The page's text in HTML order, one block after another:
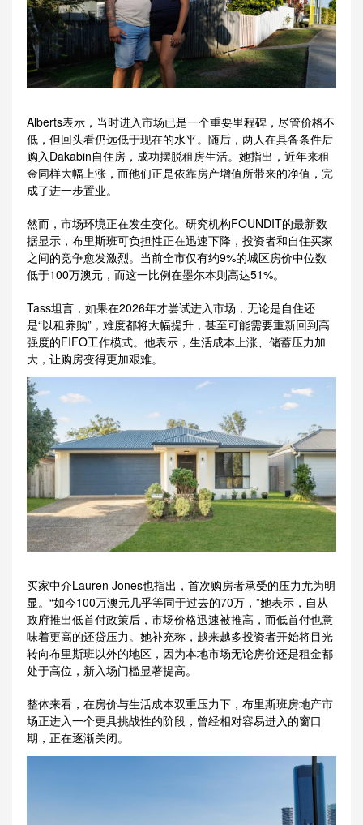
Alberts表示，当时进入市场已是一个重要里程碑，尽管价格不
低，但回头看仍远低于现在的水平。随后，两人在具备条件后
购入Dakabin自住房，成功摆脱租房生活。她指出，近年来租
金同样大幅上涨，而他们正是依靠房产增值所带来的净值，完
成了进一步置业。
然而，市场环境正在发生变化。研究机构FOUNDIT的最新数
据显示，布里斯班可负担性正在迅速下降，投资者和自住买家
之间的竞争愈发激烈。当前全市仅有约9%的城区房价中位数
低于100万澳元，而这一比例在墨尔本则高达51%。
Tass坦言，如果在2026年才尝试进入市场，无论是自住还
是“以租养购”，难度都将大幅提升，甚至可能需要重新回到高
强度的FIFO工作模式。他表示，生活成本上涨、储蓄压力加
大，让购房变得更加艰难。
买家中介Lauren Jones也指出，首次购房者承受的压力尤为明
显。“如今100万澳元几乎等同于过去的70万，”她表示，自从
政府推出低首付政策后，市场价格迅速被推高，而低首付也意
味着更高的还贷压力。她补充称，越来越多投资者开始将目光
转向布里斯班以外的地区，因为本地市场无论房价还是租金都
处于高位，新入场门槛显著提高。
整体来看，在房价与生活成本双重压力下，布里斯班房地产市
场正进入一个更具挑战性的阶段，曾经相对容易进入的窗口
期，正在逐渐关闭。